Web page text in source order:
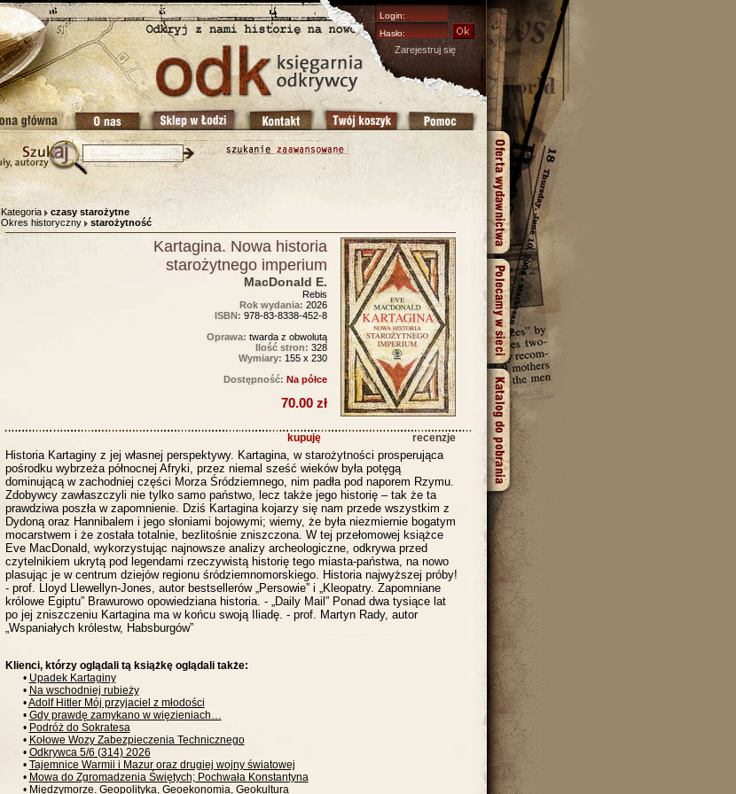
Zarejestruj się
Kategoria
czasy starożytne
Okres historyczny
starożytność
Kartagina. Nowa historia
starożytnego imperium
MacDonald E.
Rebis
Rok wydania: 2026
ISBN: 978-83-8338-452-8
Oprawa: twarda z obwolutą
Ilość stron: 328
Wymiary: 155 x 230
Dostępność: Na półce
70.00 zł
kupuję recenzje
Historia Kartaginy z jej własnej perspektywy. Kartagina, w starożytności prosperująca
pośrodku wybrzeża północnej Afryki, przez niemal sześć wieków była potęgą
dominującą w zachodniej części Morza Śródziemnego, nim padła pod naporem Rzymu.
Zdobywcy zawłaszczyli nie tylko samo państwo, lecz także jego historię – tak że ta
prawdziwa poszła w zapomnienie. Dziś Kartagina kojarzy się nam przede wszystkim z
Dydoną oraz Hannibalem i jego słoniami bojowymi; wiemy, że była niezmiernie bogatym
mocarstwem i że została totalnie, bezlitośnie zniszczona. W tej przełomowej książce
Eve MacDonald, wykorzystując najnowsze analizy archeologiczne, odkrywa przed
czytelnikiem ukrytą pod legendami rzeczywistą historię tego miasta-państwa, na nowo
plasując je w centrum dziejów regionu śródziemnomorskiego. Historia najwyższej próby!
- prof. Lloyd Llewellyn-Jones, autor bestsellerów „Persowie” i „Kleopatry. Zapomniane
królowe Egiptu” Brawurowo opowiedziana historia. - „Daily Mail” Ponad dwa tysiące lat
po jej zniszczeniu Kartagina ma w końcu swoją Iliadę. - prof. Martyn Rady, autor
„Wspaniałych królestw, Habsburgów”
Klienci, którzy oglądali tą książkę oglądali także:
• Upadek Kartaginy
• Na wschodniej rubieży
•Adolf Hitler Mój przyjaciel z młodości
• Gdy prawdę zamykano w więzieniach…
• Podróż do Sokratesa
• Kołowe Wozy Zabezpieczenia Technicznego
• Odkrywca 5/6 (314) 2026
• Tajemnice Warmii i Mazur oraz drugiej wojny światowej
• Mowa do Zgromadzenia Świętych; Pochwała Konstantyna
• Międzymorze. Geopolityka, Geoekonomia, Geokultura